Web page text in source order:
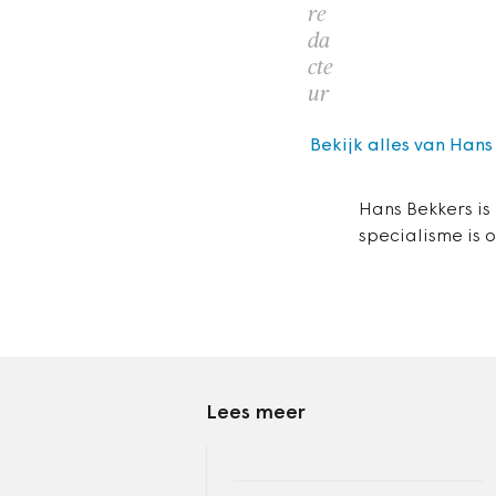
re
da
cte
ur
Hans Bekkers
specialisme is
Bekijk alles van Hans
Lees meer